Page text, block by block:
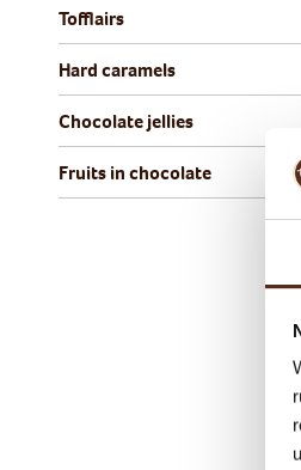
Tofflairs
Hard caramels
Chocolate jellies
Fruits in chocolate